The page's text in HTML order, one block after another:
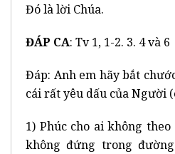
Đó là lời Chúa.
ĐÁP CA: Tv 1, 1-2. 3. 4 và 6
Đáp: Anh em hãy bắt
cái rất yêu dấu của Người
1) Phúc cho ai không
không đứng trong